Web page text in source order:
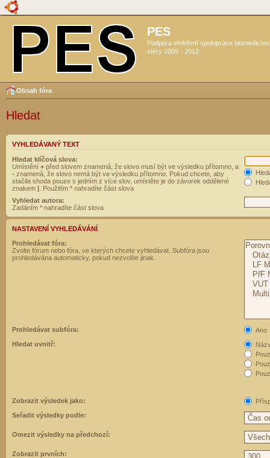
PES
Podpora efektivní spolupráce
sféry 2009 - 2012
Obsah fóra
Hledat
VYHLEDÁVANÝ TEXT
Hledat klíčová slova:
Umístění + před slovem znamená, že slovo musí být ve výsledku přítomno, a
- znamená, že slovo nemá být ve výsledku přítomno. Pokud chcete, aby
stačila shoda pouze s jedním z více slov, umístěte je do závorek oddělené
znakem | . Použitím * nahradíte část slova
Vyhledat autora:
Zadáním * nahradíte část slova
NASTAVENÍ VYHLEDÁVÁNÍ
Prohledávat fóra:
Zvolte fórum nebo fóra, ve kterých chcete vyhledávat. Subfóra jsou
prohledávána automaticky, pokud nezvolíte jinak.
Prohledávat subfóra:
Ano
Hledat uvnitř:
Zobrazit výsledek jako:
Seřadit výsledky podle:
Omezit výsledky na předchozí:
Zobrazit prvních: